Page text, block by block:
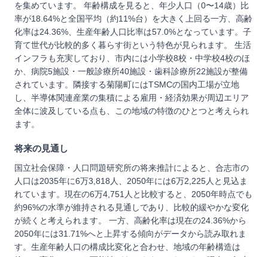
を集めています。 年齢構成を見ると、年少人口（0〜14歳）比
率が18.64%と全国平均（約11%台）を大きく上回る一方、高齢
化率は24.36%、生産年齢人口比率は57.0%となっています。子
育て世代が比較的多く暮らす街という特色が見られます。 生活
インフラも充実しており、市内には小学校8校・中学校4校のほ
か、病院5施設・一般診療所40施設・歯科診療所22施設が整備
されています。隣接する菊陽町にはTSMCの国内工場が立地
し、半導体関連産業の集積による雇用・経済効果が周辺エリア
全体に波及している点も、この地域の特徴のひとつと考えられ
ます。
将来の見通し
国立社会保障・人口問題研究所の将来推計によると、合志市の
人口は2035年に6万3,818人、2050年には6万2,225人と見込ま
れています。現在の6万4,751人と比較すると、2050年時点でも
約96%の水準が維持される見通しであり、比較的緩やかな変化
が続くと考えられます。 一方、高齢化率は現在の24.36%から
2050年には31.71%へと上昇する傾向がデータから読み取れま
す。生産年齢人口の構成比変化と合わせ、地域の年齢構造は